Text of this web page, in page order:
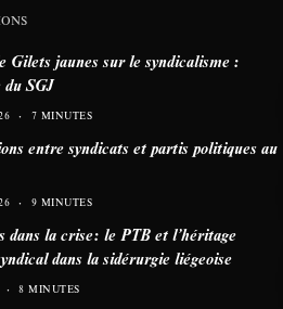
Gilets jaunes sur le syndicalisme :
du SGJ
7 MINUTES
entre syndicats et partis politiques au
9 MINUTES
dans la crise: le PTB et l’héritage
dans la sidérurgie liégeoise
8 MINUTES